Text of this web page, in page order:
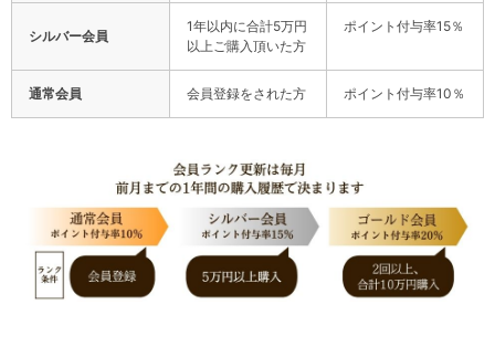
シルバー会員
1年以内に合計5万円
以上ご購入頂いた方
ポイント付与率15％
通常会員 会員登録をされた方 ポイント付与率10％